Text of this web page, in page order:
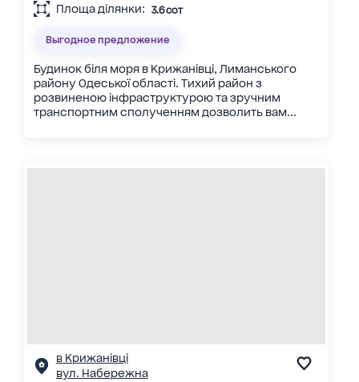
Площа ділянки: 3.6 сот
Выгодное предложение
Будинок біля моря в Крижанівці, Лиманського
району Одеської області. Тихий район з
розвиненою інфраструктурою та зручним
транспортним сполученням дозволить вам...
в Крижанівці
вул. Набережна